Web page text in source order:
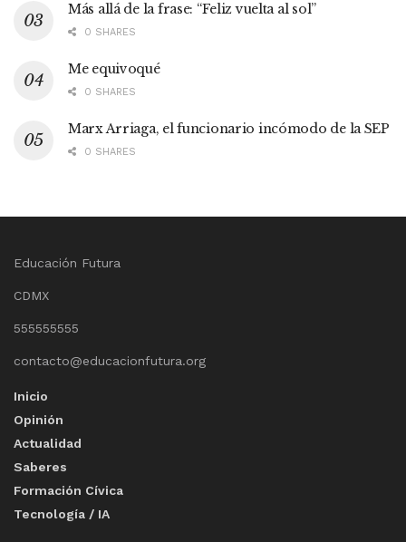
Más allá de la frase: “Feliz vuelta al sol”
0 SHARES
Me equivoqué
0 SHARES
Marx Arriaga, el funcionario incómodo de la SEP
0 SHARES
Educación Futura
CDMX
555555555
contacto@educacionfutura.org
Inicio
Opinión
Actualidad
Saberes
Formación Cívica
Tecnología / IA